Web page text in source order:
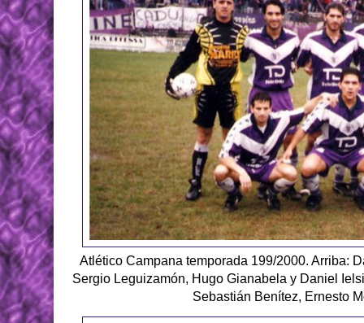
Atlético Campana temporada 199/2000. Arriba:
Sergio Leguizamón, Hugo Gianabela y Daniel
Sebastián Benítez, Ernesto